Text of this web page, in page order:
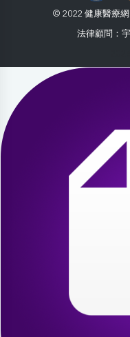
© 2022 健康醫療
法律顧問：